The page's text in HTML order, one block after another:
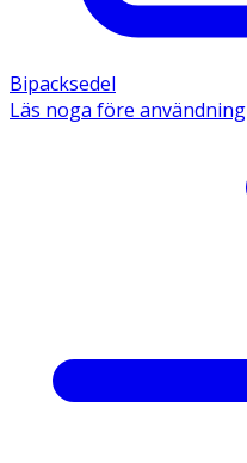
Bipacksedel
Läs noga före användning